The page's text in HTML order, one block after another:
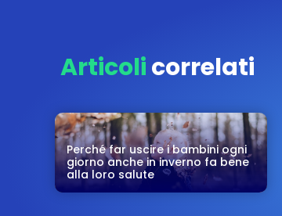
Articolicorrelati
Perché far uscire i bambini ogni
giorno anche in inverno fa bene
alla loro salute